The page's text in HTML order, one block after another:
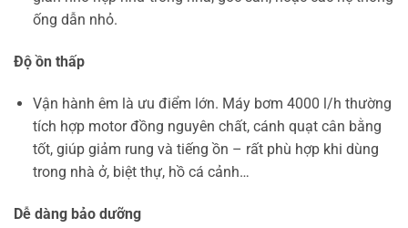
ống dẫn nhỏ.
Độ ồn thấp
Vận hành êm là ưu điểm lớn. Máy bơm 4000 l/h thường
tích hợp motor đồng nguyên chất, cánh quạt cân bằng
tốt, giúp giảm rung và tiếng ồn – rất phù hợp khi dùng
trong nhà ở, biệt thự, hồ cá cảnh…
Dễ dàng bảo dưỡng